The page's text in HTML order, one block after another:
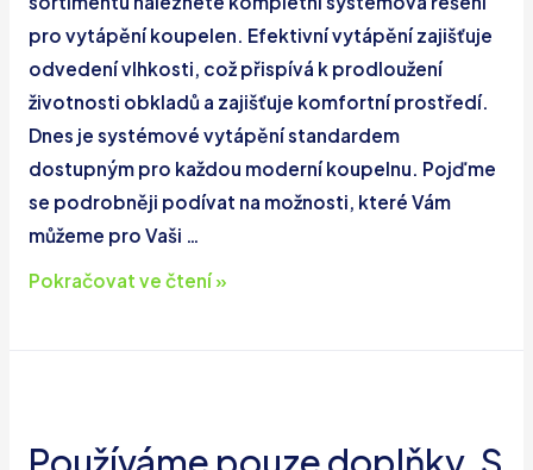
pro vytápění koupelen. Efektivní vytápění zajišťuje
odvedení vlhkosti, což přispívá k prodloužení
životnosti obkladů a zajišťuje komfortní prostředí.
Dnes je systémové vytápění standardem
dostupným pro každou moderní koupelnu. Pojďme
se podrobněji podívat na možnosti, které Vám
můžeme pro Vaši …
Vytápění
Představíme
Pokračovat ve čtení »